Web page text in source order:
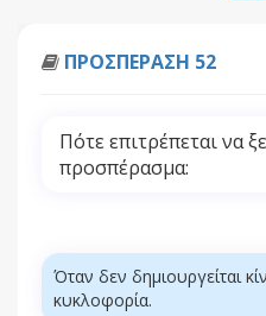
ΠΡΟΣΠΕΡΑΣΗ 52
Πότε επιτρέπεται να
προσπέρασμα:
Όταν δεν δημιουργείται
κυκλοφορία.